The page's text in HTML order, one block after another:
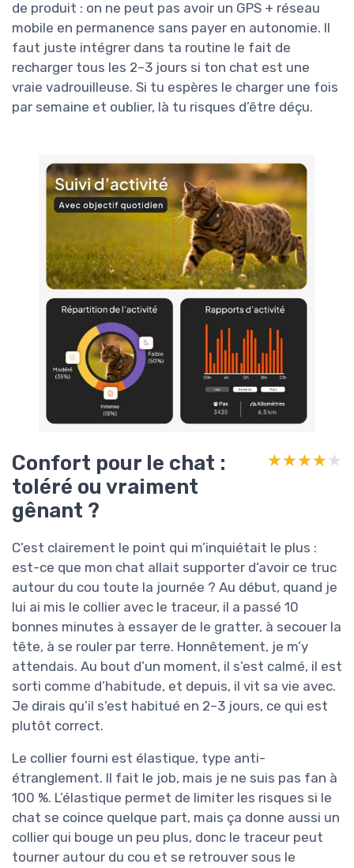
de produit : on ne peut pas avoir un GPS + réseau
mobile en permanence sans payer en autonomie. Il
faut juste intégrer dans ta routine le fait de
recharger tous les 2–3 jours si ton chat est une
vraie vadrouilleuse. Si tu espères le charger une fois
par semaine et oublier, là tu risques d’être déçu.
Confort pour le chat :
toléré ou vraiment
gênant ?
★★★★★
★★★★★
C’est clairement le point qui m’inquiétait le plus :
est-ce que mon chat allait supporter d’avoir ce truc
autour du cou toute la journée ? Au début, quand je
lui ai mis le collier avec le traceur, il a passé 10
bonnes minutes à essayer de le gratter, à secouer la
tête, à se rouler par terre. Honnêtement, je m’y
attendais. Au bout d’un moment, il s’est calmé, il est
sorti comme d’habitude, et depuis, il vit sa vie avec.
Je dirais qu’il s’est habitué en 2–3 jours, ce qui est
plutôt correct.
Le collier fourni est élastique, type anti-
étranglement. Il fait le job, mais je ne suis pas fan à
100 %. L’élastique permet de limiter les risques si le
chat se coince quelque part, mais ça donne aussi un
collier qui bouge un peu plus, donc le traceur peut
tourner autour du cou et se retrouver sous le